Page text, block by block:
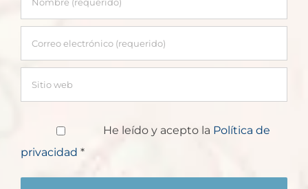
He leído y acepto la Política de
privacidad *